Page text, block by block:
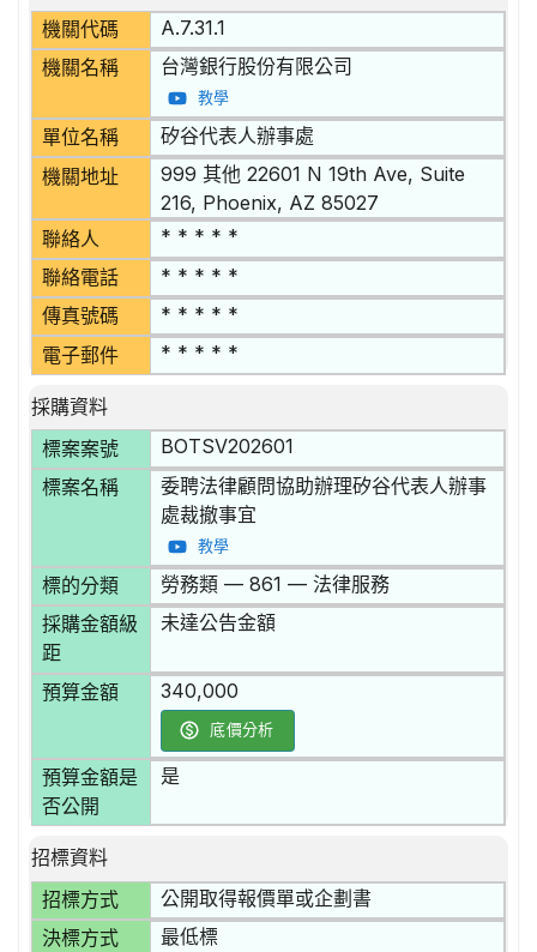
機關代碼
A.7.31.1
機關名稱 台灣銀行股份有限公司
教學
單位名稱 矽谷代表人辦事處
機關地址
999 其他 22601 N 19th Ave, Suite
216, Phoenix, AZ 85027
聯絡人 * * * * *
聯絡電話 * * * * *
傳真號碼 * * * * *
電子郵件 * * * * *
採購資料
標案案號
BOTSV202601
標案名稱
委聘法律顧問協助辦理矽谷代表人辦事
處裁撤事宜
教學
標的分類 勞務類 — 861 — 法律服務
採購金額級
距
未達公告金額
預算金額 340,000
底價分析
預算金額是
否公開
是
招標資料
招標方式
公開取得報價單或企劃書
決標方式 最低標